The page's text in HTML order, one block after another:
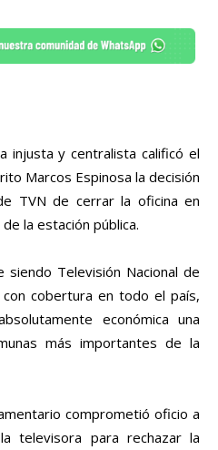
injusta y centralista calificó el
Marcos Espinosa la decisión
TVN de cerrar la oficina en
la estación pública.
siendo Televisión Nacional de
cobertura en todo el país,
económica una
más importantes de la
comprometió oficio a
televisora para rechazar la